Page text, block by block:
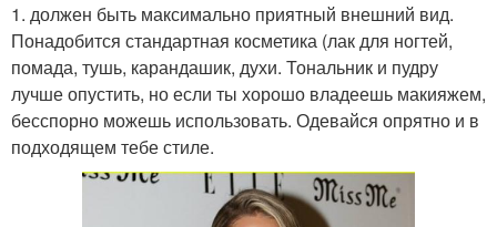
1. должен быть максимально приятный внешний вид.
Понадобится стандартная косметика (лак для ногтей,
помада, тушь, карандашик, духи. Тональник и пудру
лучше опустить, но если ты хорошо владеешь макияжем,
бесспорно можешь использовать. Одевайся опрятно и в
подходящем тебе стиле.